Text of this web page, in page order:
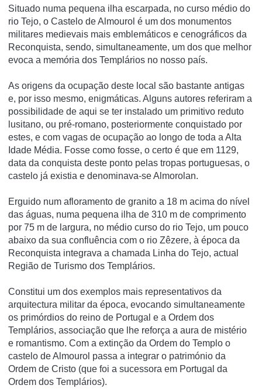
Situado numa pequena ilha escarpada, no curso médio do
rio Tejo, o Castelo de Almourol é um dos monumentos
militares medievais mais emblemáticos e cenográficos da
Reconquista, sendo, simultaneamente, um dos que melhor
evoca a memória dos Templários no nosso país.
As origens da ocupação deste local são bastante antigas
e, por isso mesmo, enigmáticas. Alguns autores referiram a
possibilidade de aqui se ter instalado um primitivo reduto
lusitano, ou pré-romano, posteriormente conquistado por
estes, e com vagas de ocupação ao longo de toda a Alta
Idade Média. Fosse como fosse, o certo é que em 1129,
data da conquista deste ponto pelas tropas portuguesas, o
castelo já existia e denominava-se Almorolan.
Erguido num afloramento de granito a 18 m acima do ní­vel
das águas, numa pequena ilha de 310 m de comprimento
por 75 m de largura, no médio curso do rio Tejo, um pouco
abaixo da sua confluência com o rio Zêzere, à época da
Reconquista integrava a chamada Linha do Tejo, actual
Região de Turismo dos Templários.
Constitui um dos exemplos mais representativos da
arquitectura militar da época, evocando simultaneamente
os primórdios do reino de Portugal e a Ordem dos
Templários, associação que lhe reforça a aura de mistério
e romantismo. Com a extinção da Ordem do Templo o
castelo de Almourol passa a integrar o património da
Ordem de Cristo (que foi a sucessora em Portugal da
Ordem dos Templários).